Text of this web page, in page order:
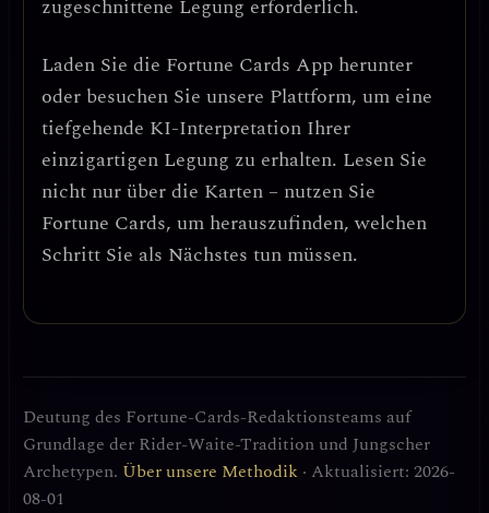
zugeschnittene Legung erforderlich.
Laden Sie die Fortune Cards App herunter
oder besuchen Sie unsere Plattform, um eine
tiefgehende KI-Interpretation Ihrer
einzigartigen Legung zu erhalten. Lesen Sie
nicht nur über die Karten – nutzen Sie
Fortune Cards, um herauszufinden, welchen
Schritt Sie als Nächstes tun müssen.
Deutung des Fortune-Cards-Redaktionsteams auf
Grundlage der Rider-Waite-Tradition und Jungscher
Archetypen. Über unsere Methodik · Aktualisiert: 2026-
08-01